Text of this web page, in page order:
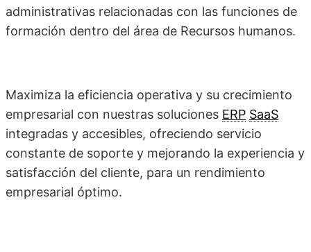
administrativas relacionadas con las funciones de
formación dentro del área de Recursos humanos.
Maximiza la eficiencia operativa y su crecimiento
empresarial con nuestras soluciones ERP SaaS
integradas y accesibles, ofreciendo servicio
constante de soporte y mejorando la experiencia y
satisfacción del cliente, para un rendimiento
empresarial óptimo.